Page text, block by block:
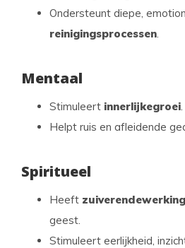
Ondersteunt diepe,
reinigingsprocessen.
Mentaal
Stimuleert innerlijkegroei.
Helpt ruis en afleidende
Spiritueel
Heeft zuiverendewerking
geest.
Stimuleert eerlijkheid,